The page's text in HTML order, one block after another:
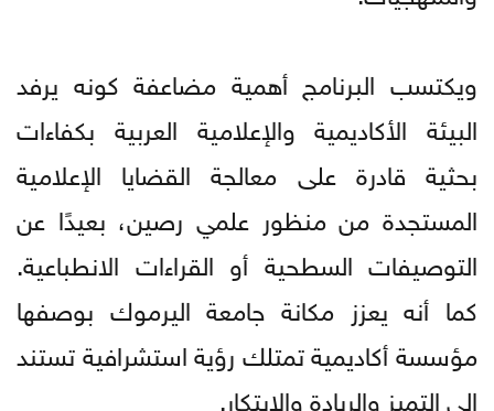
ويكتسب البرنامج أهمية مضاعفة كونه يرفد
البيئة الأكاديمية والإعلامية العربية بكفاءات
بحثية قادرة على معالجة القضايا الإعلامية
المستجدة من منظور علمي رصين، بعيدًا عن
التوصيفات السطحية أو القراءات الانطباعية.
كما أنه يعزز مكانة جامعة اليرموك بوصفها
مؤسسة أكاديمية تمتلك رؤية استشرافية تستند
إلى التميز والريادة والابتكار.